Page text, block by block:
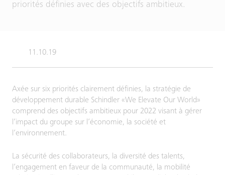
priorités définies avec des objectifs ambitieux.
11.10.19
Axée sur six priorités clairement définies, la stratégie de
développement durable Schindler «We Elevate Our World»
comprend des objectifs ambitieux pour 2022 visant à gérer
l’impact du groupe sur l’économie, la société et
l’environnement.
La sécurité des collaborateurs, la diversité des talents,
l’engagement en faveur de la communauté, la mobilité